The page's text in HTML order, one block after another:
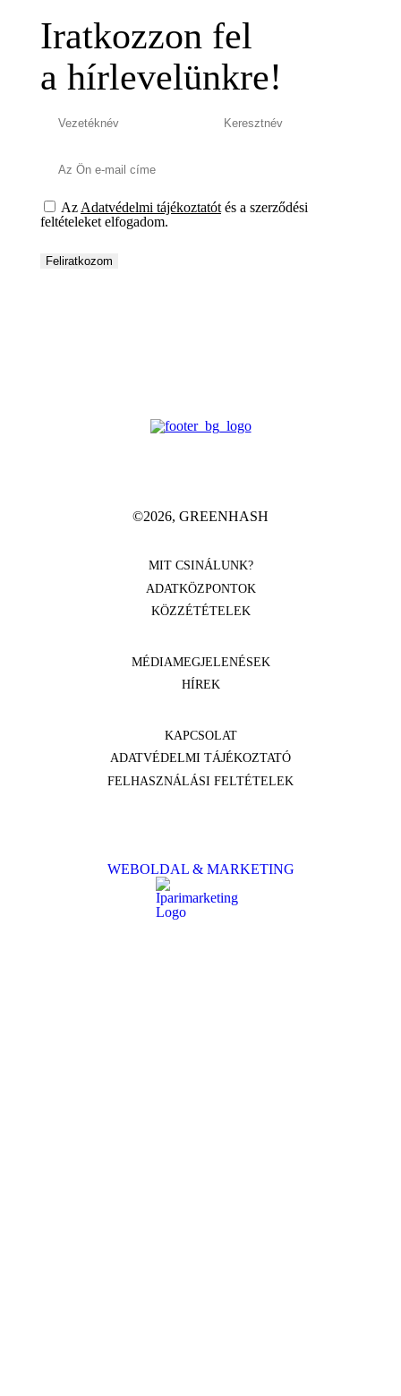
Iratkozzon fel
a hírlevelünkre!
Az Adatvédelmi tájékoztatót és a szerződési
feltételeket elfogadom.
©2026, GREENHASH
MIT CSINÁLUNK?
ADATKÖZPONTOK
KÖZZÉTÉTELEK
MÉDIAMEGJELENÉSEK
HÍREK
KAPCSOLAT
ADATVÉDELMI TÁJÉKOZTATÓ
FELHASZNÁLÁSI FELTÉTELEK
WEBOLDAL & MARKETING